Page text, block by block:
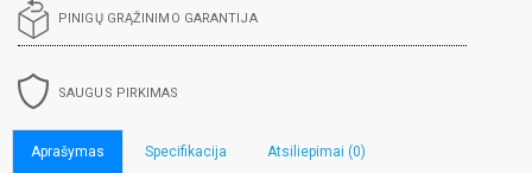
PINIGŲ GRĄŽINIMO GARANTIJA
SAUGUS PIRKIMAS
Aprašymas Specifikacija Atsiliepimai (0)